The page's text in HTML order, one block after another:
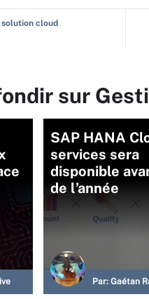
cloud
sur
SAP HANA
services sera
disponible
de l’année
Par: Gaétan